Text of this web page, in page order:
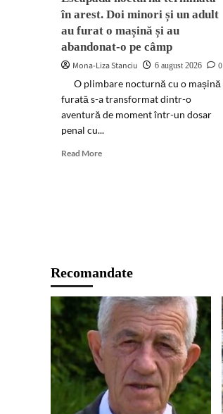
îngrijiri
medicale
în arest. Doi minori și un adult
au furat o mașină și au
abandonat-o pe câmp
Mona-Liza Stanciu 6 august 2026
0
O plimbare nocturnă cu o mașină
furată s-a transformat dintr-o
aventură de moment într-un dosar
penal cu...
Read MoreRead
minori
un
adult
au
furat
o
mașină
și
au
abandonat-
Recomandate